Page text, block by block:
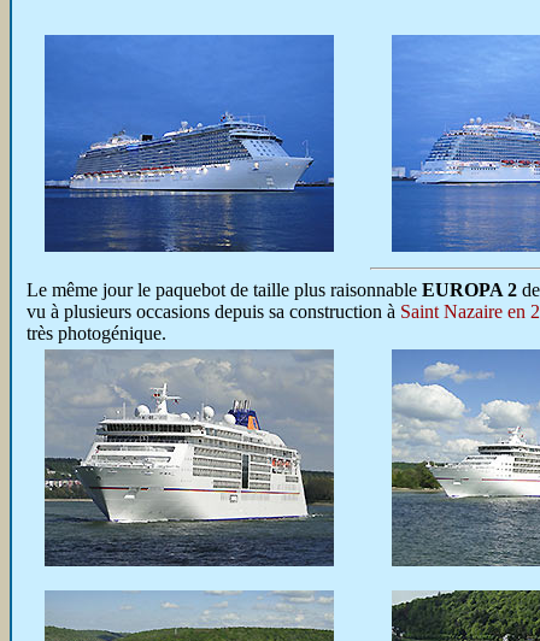
Le même jour le paquebot de taille plus raisonnable EUROPA 2 de
vu à plusieurs occasions depuis sa construction à Saint Nazaire en
très photogénique.